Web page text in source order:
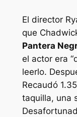
El director
que
Pantera
el actor era “
leerlo.
Recaudó
taquilla, una